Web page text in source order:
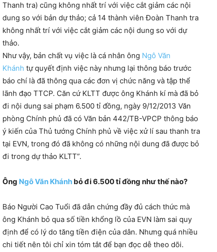
Thanh tra) cũng không nhất trí với việc cắt giảm các nội
dung so với bản dự thảo; cả 14 thành viên Đoàn Thanh tra
không nhất trí với việc cắt giảm các nội dung so với dự
thảo.
Như vậy, bản chất vụ việc là cá nhân ông Ngô Văn
Khánh tự quyết định việc này nhưng lại thông báo trước
báo chí là đã thông qua các đơn vị chức năng và tập thể
lãnh đạo TTCP. Căn cứ KLTT được ông Khánh kí mà đã bỏ
đi nội dung sai phạm 6.500 tỉ đồng, ngày 9/12/2013 Văn
phòng Chính phủ đã có Văn bản 442/TB-VPCP thông báo
ý kiến của Thủ tướng Chính phủ về việc xử lí sau thanh tra
tại EVN, trong đó đã không có những nội dung đã được bỏ
đi trong dự thảo KLTT”.
Ông Ngô Văn Khánh bỏ đi 6.500 tỉ đồng như thế nào?
Báo Người Cao Tuổi đã dẫn chứng đầy đủ cách thức mà
ông Khánh bỏ qua số tiền khổng lồ của EVN làm sai quy
định để có lý do tăng tiền điện của dân. Nhưng quá nhiều
chi tiết nên tôi chỉ xin tóm tắt để bạn đọc dễ theo dõi.